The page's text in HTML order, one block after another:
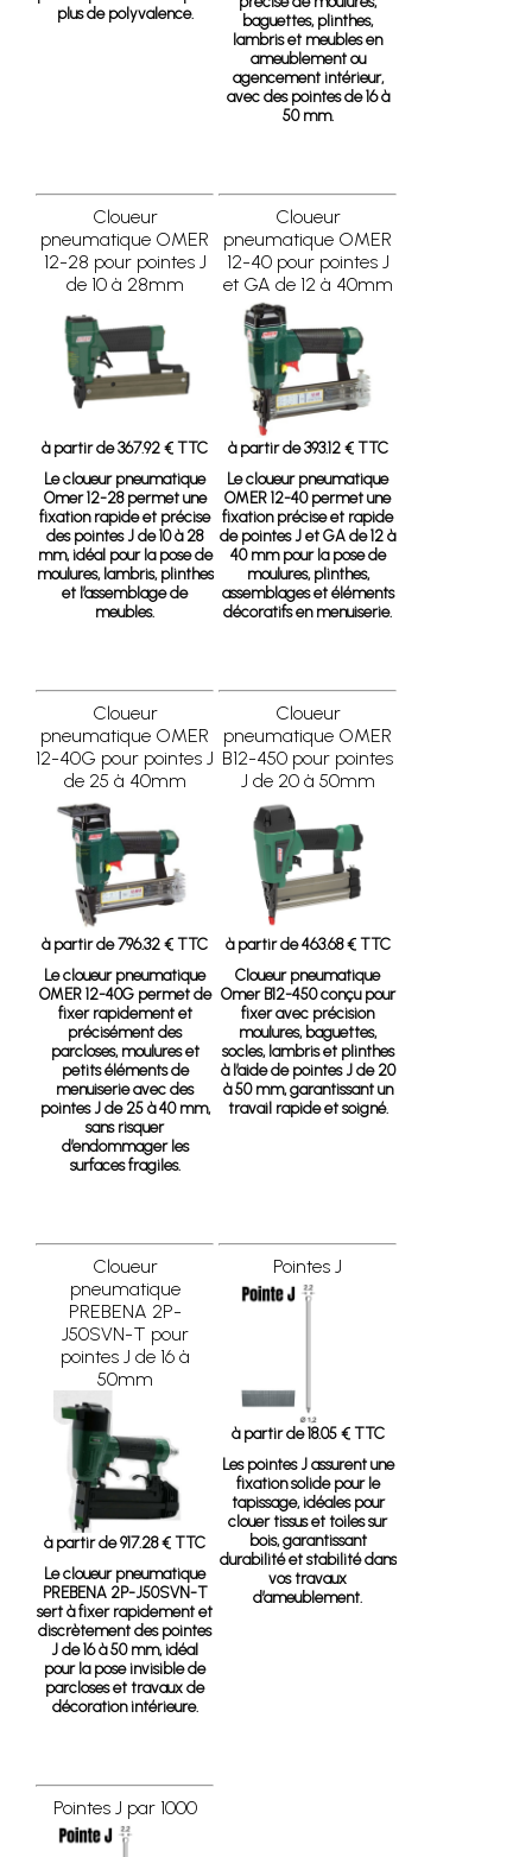
plus de polyvalence.
baguettes, plinthes,
lambris et meubles en
ameublement ou
agencement intérieur,
avec des pointes de 16 à
50 mm.
Cloueur
pneumatique OMER
12-28 pour pointes J
de 10 à 28mm
à partir de 367.92 € TTC
Le cloueur pneumatique
Omer 12-28 permet une
fixation rapide et précise
des pointes J de 10 à 28
mm, idéal pour la pose de
moulures, lambris, plinthes
et l’assemblage de
meubles.
Cloueur
pneumatique OMER
12-40 pour pointes J
et GA de 12 à 40mm
à partir de 393.12 € TTC
Le cloueur pneumatique
OMER 12-40 permet une
fixation précise et rapide
de pointes J et GA de 12 à
40 mm pour la pose de
moulures, plinthes,
assemblages et éléments
décoratifs en menuiserie.
Cloueur
pneumatique OMER
12-40G pour pointes J
de 25 à 40mm
à partir de 796.32 € TTC
Le cloueur pneumatique
OMER 12-40G permet de
fixer rapidement et
précisément des
parcloses, moulures et
petits éléments de
menuiserie avec des
pointes J de 25 à 40 mm,
sans risquer
d’endommager les
surfaces fragiles.
Cloueur
pneumatique OMER
B12-450 pour pointes
J de 20 à 50mm
à partir de 463.68 € TTC
Cloueur pneumatique
Omer B12-450conçu pour
fixer avec précision
moulures, baguettes,
socles, lambris et plinthes
à l’aide de pointes J de 20
à 50 mm, garantissant un
travail rapide et soigné.
Cloueur
pneumatique
PREBENA 2P-
J50SVN-T pour
pointes J de 16 à
50mm
à partir de 917.28 € TTC
Le cloueur pneumatique
PREBENA 2P-J50SVN-T
sert à fixer rapidement et
discrètement des pointes
J de 16 à 50 mm, idéal
pour la pose invisible de
parcloses et travaux de
décoration intérieure.
Pointes J
à partir de 18.05 € TTC
Les pointes J assurent une
fixation solide pour le
tapissage, idéales pour
clouer tissus et toiles sur
bois, garantissant
durabilité et stabilité dans
vos travaux
d’ameublement.
Pointes J par 1000